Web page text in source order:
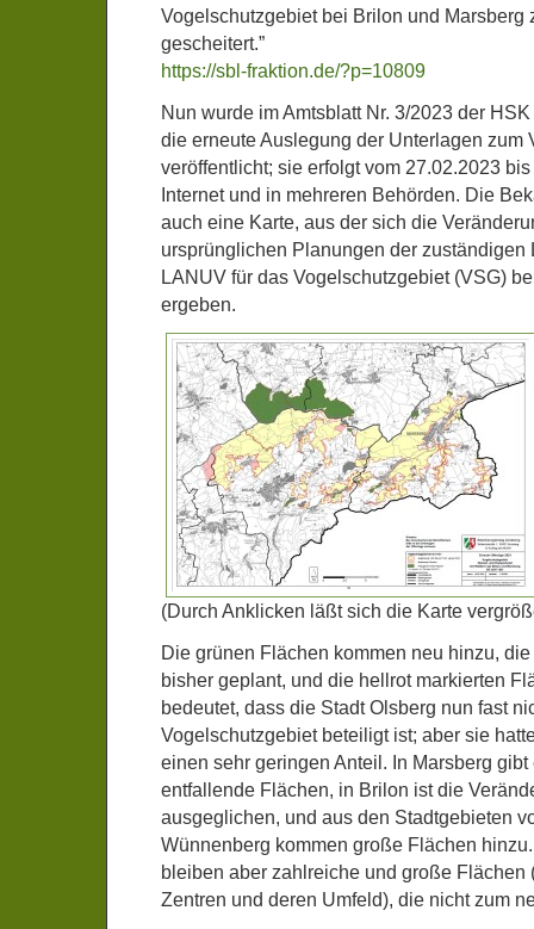
Vogelschutzgebiet bei Brilon und Marsberg
gescheitert.”
https://sbl-fraktion.de/?p=10809
Nun wurde im Amtsblatt Nr. 3/2023 der
die erneute Auslegung der Unterlagen zum
veröffentlicht; sie erfolgt vom 27.02.2023
Internet und in mehreren Behörden. Die
auch eine Karte, aus der sich die
ursprünglichen Planungen der zuständigen
LANUV für das Vogelschutzgebiet (VSG)
ergeben.
(Durch Anklicken läßt sich die Karte
Die grünen Flächen kommen neu hinzu,
bisher geplant, und die hellrot markierten
bedeutet, dass die Stadt Olsberg nun fast
Vogelschutzgebiet beteiligt ist; aber sie
einen sehr geringen Anteil. In Marsberg
entfallende Flächen, in Brilon ist die
ausgeglichen, und aus den Stadtgebieten
Wünnenberg kommen große Flächen
bleiben aber zahlreiche und große Flächen
Zentren und deren Umfeld), die nicht zum